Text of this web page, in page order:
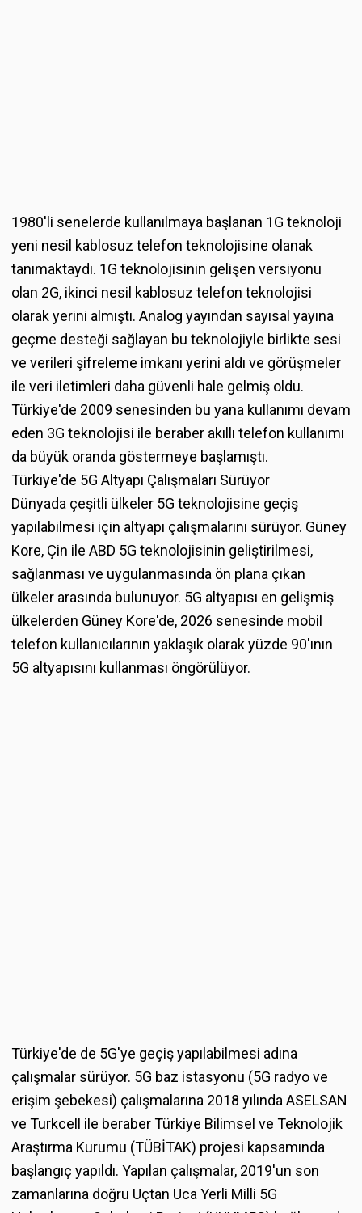
1980'li senelerde kullanılmaya başlanan 1G teknoloji
yeni nesil kablosuz telefon teknolojisine olanak
tanımaktaydı. 1G teknolojisinin gelişen versiyonu
olan 2G, ikinci nesil kablosuz telefon teknolojisi
olarak yerini almıştı. Analog yayından sayısal yayına
geçme desteği sağlayan bu teknolojiyle birlikte sesi
ve verileri şifreleme imkanı yerini aldı ve görüşmeler
ile veri iletimleri daha güvenli hale gelmiş oldu.
Türkiye'de 2009 senesinden bu yana kullanımı devam
eden 3G teknolojisi ile beraber akıllı telefon kullanımı
da büyük oranda göstermeye başlamıştı.
Türkiye'de 5G Altyapı Çalışmaları Sürüyor
Dünyada çeşitli ülkeler 5G teknolojisine geçiş
yapılabilmesi için altyapı çalışmalarını sürüyor. Güney
Kore, Çin ile ABD 5G teknolojisinin geliştirilmesi,
sağlanması ve uygulanmasında ön plana çıkan
ülkeler arasında bulunuyor. 5G altyapısı en gelişmiş
ülkelerden Güney Kore'de, 2026 senesinde mobil
telefon kullanıcılarının yaklaşık olarak yüzde 90'ının
5G altyapısını kullanması öngörülüyor.
Türkiye'de de 5G'ye geçiş yapılabilmesi adına
çalışmalar sürüyor. 5G baz istasyonu (5G radyo ve
erişim şebekesi) çalışmalarına 2018 yılında ASELSAN
ve Turkcell ile beraber Türkiye Bilimsel ve Teknolojik
Araştırma Kurumu (TÜBİTAK) projesi kapsamında
başlangıç yapıldı. Yapılan çalışmalar, 2019'un son
zamanlarına doğru Uçtan Uca Yerli Milli 5G